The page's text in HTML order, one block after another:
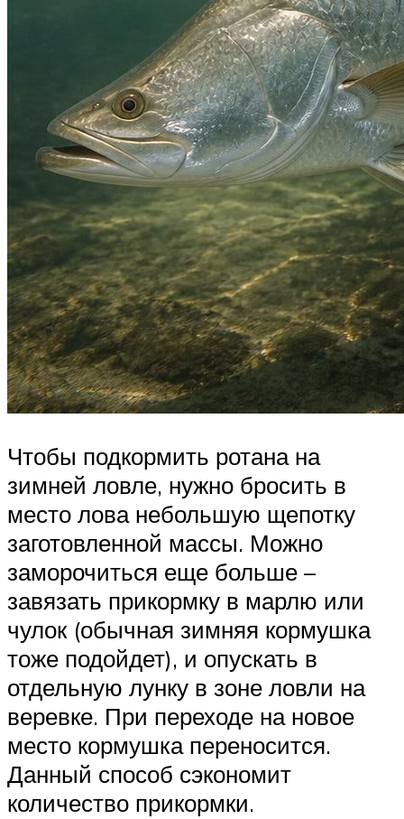
Чтобы подкормить ротана на
зимней ловле, нужно бросить в
место лова небольшую щепотку
заготовленной массы. Можно
заморочиться еще больше –
завязать прикормку в марлю или
чулок (обычная зимняя кормушка
тоже подойдет), и опускать в
отдельную лунку в зоне ловли на
веревке. При переходе на новое
место кормушка переносится.
Данный способ сэкономит
количество прикормки.